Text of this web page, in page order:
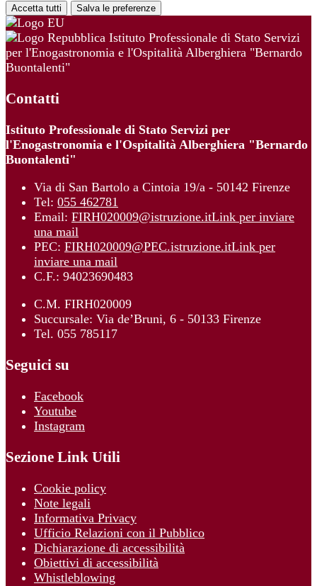
Accetta tutti Salva le preferenze
Istituto Professionale di Stato Servizi
per l'Enogastronomia e l'Ospitalità Alberghiera "Bernardo
Buontalenti"
Contatti
Istituto Professionale di Stato Servizi per
l'Enogastronomia e l'Ospitalità Alberghiera "Bernardo
Buontalenti"
Via di San Bartolo a Cintoia 19/a - 50142 Firenze
Tel: 055 462781
Email: FIRH020009@istruzione.itLink per inviare
una mail
PEC: FIRH020009@PEC.istruzione.itLink per
inviare una mail
C.F.: 94023690483
C.M. FIRH020009
Succursale: Via de’Bruni, 6 - 50133 Firenze
Tel. 055 785117
Seguici su
Facebook
Youtube
Instagram
Sezione Link Utili
Cookie policy
Note legali
Informativa Privacy
Ufficio Relazioni con il Pubblico
Dichiarazione di accessibilità
Obiettivi di accessibilità
Whistleblowing